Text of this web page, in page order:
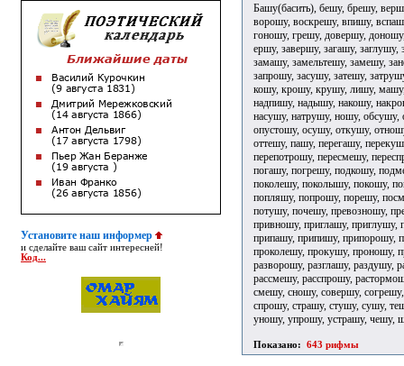
Установите наш информер
и сделайте ваш сайт интересней!
Код...
Башу(басить), бешу, брешу,
ворошу, воскрешу, впишу,
гоношу, грешу, довершу,
ершу, завершу, загашу,
замашу, замельтешу, замешу,
запрошу, засушу, затешу,
кошу, крошу, крушу, лишу,
надпишу, надышу, накошу,
насушу, натрушу, ношу,
опустошу, осушу, откушу,
оттешу, пашу, перегашу,
перепотрошу, пересмешу,
погашу, погрешу, подкошу,
поколешу, поколышу, покошу,
попляшу, попрошу, порешу,
потушу, почешу, превозношу,
привношу, приглашу,
припашу, припишу, припорошу,
проколешу, прокушу, проношу,
разворошу, разглашу, раздушу,
рассмешу, расспрошу,
смешу, сношу, совершу,
спрошу, страшу, стушу, сушу,
уношу, упрошу, устрашу, чешу,
Показано: 643 рифмы